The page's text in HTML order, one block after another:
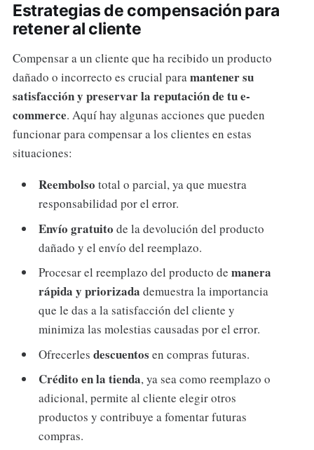
Estrategias de compensación para
retener al cliente
Compensar a un cliente que ha recibido un producto
dañado o incorrecto es crucial paramantener su
satisfacción y preservar la reputación de tu e-
commerce. Aquí hay algunas acciones que pueden
funcionar para compensar a los clientes en estas
situaciones:
Reembolso total o parcial, ya que muestra
responsabilidad por el error.
Envío gratuito de la devolución del producto
dañado y el envío del reemplazo.
Procesar el reemplazo del producto demanera
rápida y priorizadademuestra la importancia
que le das a la satisfacción del cliente y
minimiza las molestias causadas por el error.
Ofrecerlesdescuentos en compras futuras.
Crédito en la tienda, ya sea como reemplazo o
adicional, permite al cliente elegir otros
productos y contribuye a fomentar futuras
compras.